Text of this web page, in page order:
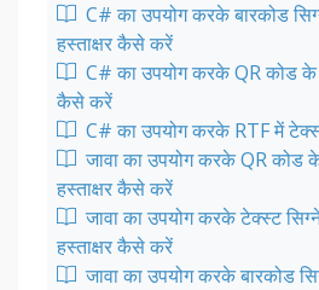
C# का उपयोग करके बारकोड
हस्ताक्षर कैसे करें
C# का उपयोग करके QR कोड के
कैसे करें
C# का उपयोग करके RTF में
जावा का उपयोग करके QR कोड
हस्ताक्षर कैसे करें
जावा का उपयोग करके टेक्स्ट
हस्ताक्षर कैसे करें
जावा का उपयोग करके बारकोड